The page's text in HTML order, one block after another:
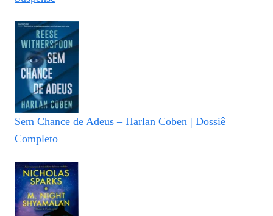
Sem Chance de Adeus – Harlan Coben | Dossiê
Completo